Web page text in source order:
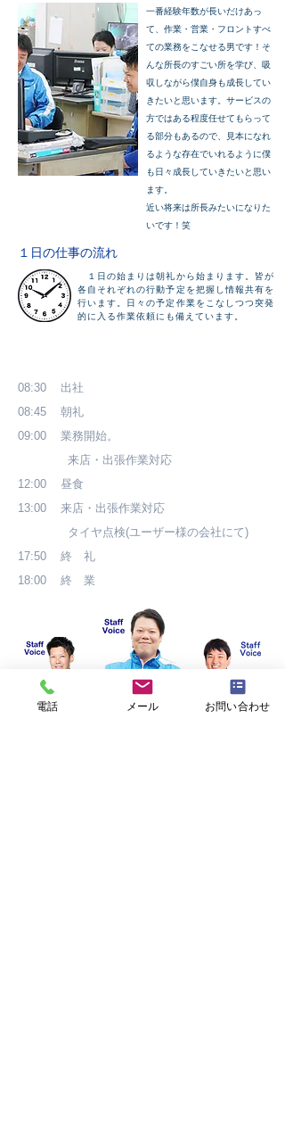
一番経験年数が長いだけあっ
て、作業・営業・フロントすべ
ての業務をこなせる男です！そ
んな所長のすごい所を学び、吸
収しながら僕自身も成長してい
きたいと思います。サービスの
方ではある程度任せてもらって
る部分もあるので、見本になれ
るような存在でいれるように僕
も日々成長していきたいと思い
ます。
近い将来は所長みたいになりた
いです！笑
１日の仕事の流れ
１日の始まりは朝礼から始まります。皆が
各自それぞれの行動予定を把握し情報共有を
行います。日々の予定作業をこなしつつ突発
的に入る作業依頼にも備えています。
08:30 出社
08:45 朝礼
09:00 業務開始。
来店・出張作業対応
12:00 昼食
13:00 来店・出張作業対応
タイヤ点検(ユーザー様の会社にて)
17:50 終 礼
18:00 終 業
電話 メール お問い合わせ